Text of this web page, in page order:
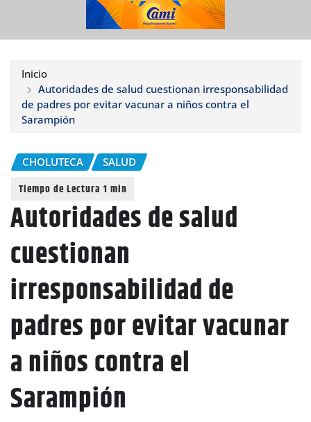
Inicio
Autoridades de salud cuestionan irresponsabilidad
de padres por evitar vacunar a niños contra el
Sarampión
CHOLUTECA SALUD
Autoridades de salud
cuestionan
irresponsabilidad de
padres por evitar vacunar
a niños contra el
Sarampión